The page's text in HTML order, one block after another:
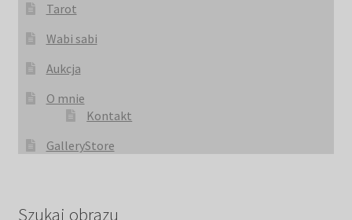
Tarot
Wabi sabi
Aukcja
O mnie
Kontakt
GalleryStore
Szukaj obrazu